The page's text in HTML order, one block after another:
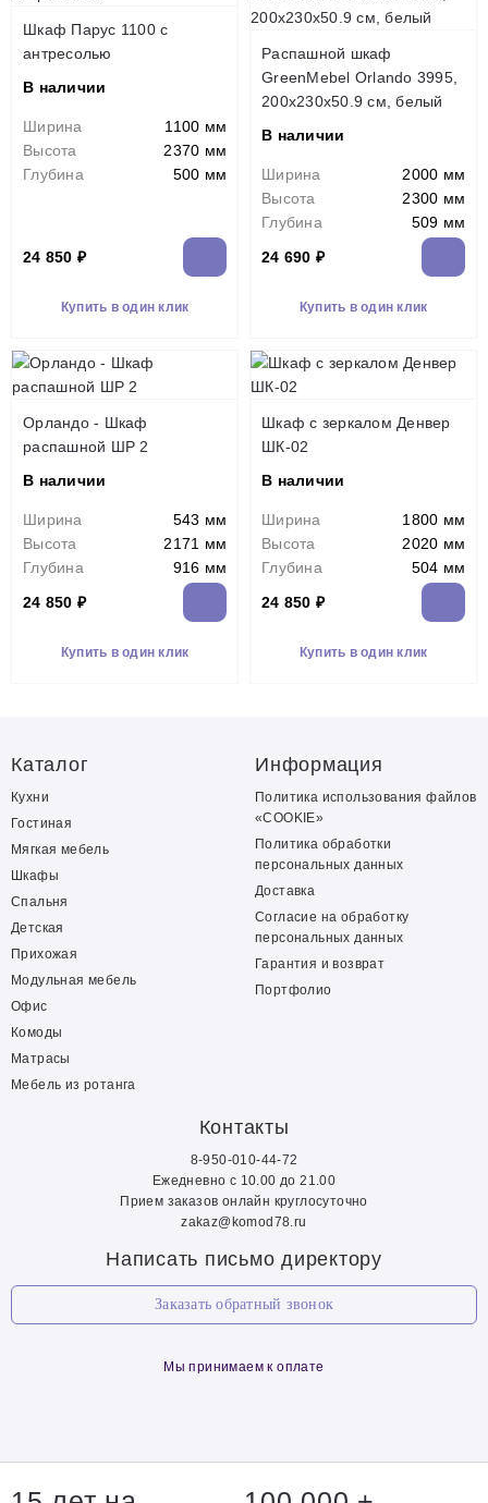
Шкаф Парус 1100 с
антресолью
В наличии
Ширина
1100 мм
Высота
2370 мм
Глубина
500 мм
24 850 ₽
Купить в один клик
Распашной шкаф
GreenMebel Orlando 3995,
200x230х50.9 см, белый
В наличии
Ширина
2000 мм
Высота
2300 мм
Глубина
509 мм
24 690 ₽
Купить в один клик
Орландо - Шкаф
распашной ШР 2
В наличии
Ширина
543 мм
Высота
2171 мм
Глубина
916 мм
24 850 ₽
Купить в один клик
Шкаф с зеркалом Денвер
ШК-02
В наличии
Ширина
1800 мм
Высота
2020 мм
Глубина
504 мм
24 850 ₽
Купить в один клик
Каталог
Кухни
Гостиная
Мягкая мебель
Шкафы
Спальня
Детская
Прихожая
Модульная мебель
Офис
Комоды
Матрасы
Мебель из ротанга
Информация
Политика использования файлов
«COOKIE»
Политика обработки
персональных данных
Доставка
Согласие на обработку
персональных данных
Гарантия и возврат
Портфолио
Контакты
8-950-010-44-72
Ежедневно с 10.00 до 21.00
Прием заказов онлайн круглосуточно
zakaz@komod78.ru
Написать письмо директору
Заказать обратный звонок
Мы принимаем к оплате